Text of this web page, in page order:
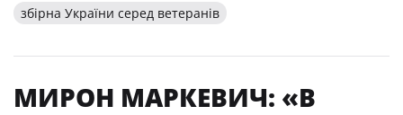
збірна України серед ветеранів
МИРОН МАРКЕВИЧ: «В